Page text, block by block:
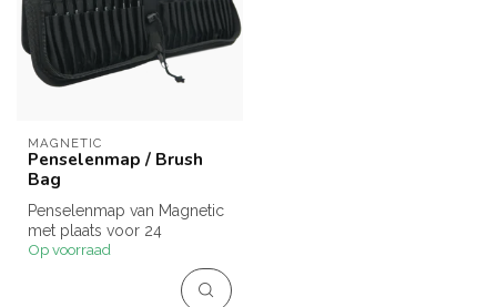
MAGNETIC
Penselenmap / Brush
Bag
Penselenmap van Magnetic
met plaats voor 24
penselen en 2 ruimere
Op voorraad